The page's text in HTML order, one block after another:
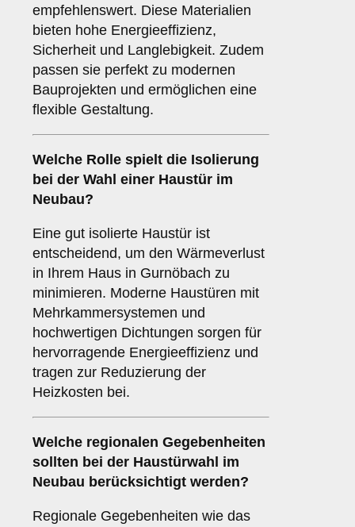
empfehlenswert. Diese Materialien
bieten hohe Energieeffizienz,
Sicherheit und Langlebigkeit. Zudem
passen sie perfekt zu modernen
Bauprojekten und ermöglichen eine
flexible Gestaltung.
Welche Rolle spielt die Isolierung
bei der Wahl einer Haustür im
Neubau?
Eine gut isolierte Haustür ist
entscheidend, um den Wärmeverlust
in Ihrem Haus in Gurnöbach zu
minimieren. Moderne Haustüren mit
Mehrkammersystemen und
hochwertigen Dichtungen sorgen für
hervorragende Energieeffizienz und
tragen zur Reduzierung der
Heizkosten bei.
Welche regionalen Gegebenheiten
sollten bei der Haustürwahl im
Neubau berücksichtigt werden?
Regionale Gegebenheiten wie das